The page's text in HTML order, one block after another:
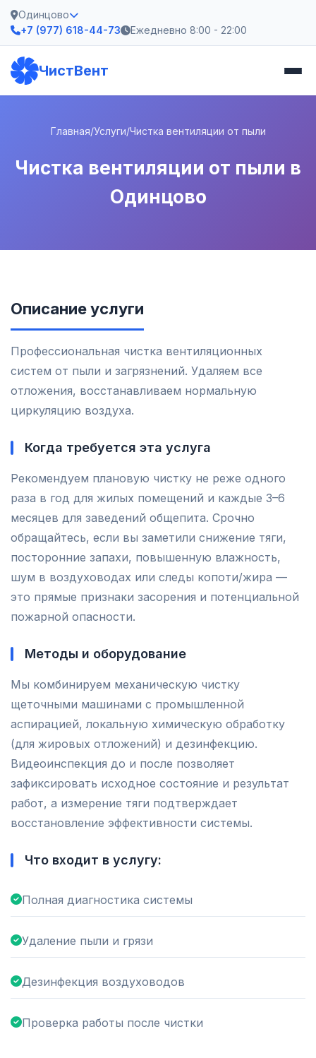
Одинцово
+7 (977) 618-44-73
Ежедневно 8:00 - 22:00
ЧистВент
Главная/Услуги/Чистка вентиляции от пыли
Чистка вентиляции от пыли в
Одинцово
Описание услуги
Профессиональная чистка вентиляционных
систем от пыли и загрязнений. Удаляем все
отложения, восстанавливаем нормальную
циркуляцию воздуха.
Когда требуется эта услуга
Рекомендуем плановую чистку не реже одного
раза в год для жилых помещений и каждые 3–6
месяцев для заведений общепита. Срочно
обращайтесь, если вы заметили снижение тяги,
посторонние запахи, повышенную влажность,
шум в воздуховодах или следы копоти/жира —
это прямые признаки засорения и потенциальной
пожарной опасности.
Методы и оборудование
Мы комбинируем механическую чистку
щеточными машинами с промышленной
аспирацией, локальную химическую обработку
(для жировых отложений) и дезинфекцию.
Видеоинспекция до и после позволяет
зафиксировать исходное состояние и результат
работ, а измерение тяги подтверждает
восстановление эффективности системы.
Что входит в услугу:
Полная диагностика системы
Удаление пыли и грязи
Дезинфекция воздуховодов
Проверка работы после чистки